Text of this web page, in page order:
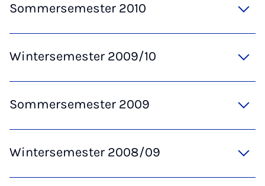
Sommersemester 2010
Wintersemester 2009/10
Sommersemester 2009
Wintersemester 2008/09